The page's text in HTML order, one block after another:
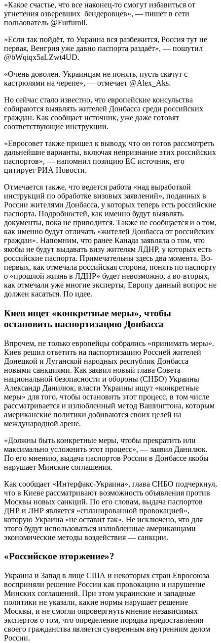
«Какое счастье, что все наконец-то смогут избавиться от
угнетения озверевших бендеровцев», — пишет в сети
пользователь @Furfuroll.
первая, Венгрия уже давно паспорта раздаёт», — пошутил
@bWqiqx5aLZwt4UD.
«Очень доволен. Украинцам не понять, пусть скачут с
кастрюлями на черепе», — отмечает @Alex_Aks.
Но сейчас стало известно, что европейские консульства
собираются выявлять жителей Донбасса среди российских
граждан. Как сообщает источник, уже даже готовят
соответствующие инструкции.
«Евросовет также пришел к выводу, что он готов рассмотреть
дальнейшие варианты, включая непризнание этих российских
паспортов», — напомнил позицию ЕС источник, его
цитирует РИА Новости.
Отмечается также, что ведется работа «над выработкой
инструкций по обработке визовых заявлений», поданных в
России жителями Донбасса, у которых теперь есть российские
паспорта. Подробностей, как именно будут выявлять
документы, пока не приводится. Также не сообщается и о том,
как именно будут отличать «жителей Донбасса от российских
граждан». Напомним, что ранее Канада заявляла о том, что
якобы не будут выдавать визу жителям ЛДНР, у которых есть
российские паспорта. Примечательны здесь два момента. Во-
первых, как отмечала российская сторона, понять по паспорту
о «прошлой жизнь в ЛДНР» будет невозможно, а во-вторых,
как отмечали уже многие эксперты, Европу данный вопрос не
должен касаться. По идее.
Киев ищет «конкретные меры», чтобы
остановить паспортизацию Донбасса
Впрочем, не только европейцы собрались «принимать меры».
Киев решил ответить на паспортизацию Россией жителей
Донецкой и Луганской народных республик Донбасса
новыми санкциями. Как заявил новый глава Совета
национальной безопасности и обороны (СНБО) Украины
Александр Данилюк, власти Украины ищут «конкретные
меры» для того, чтобы остановить этот процесс, в том числе
рассматривается и излюбленный метод Вашингтона, которым
американские политики добиваются своих целей на
международной арене.
«Должны быть конкретные меры, чтобы прекратить или
максимально усложнить этот процесс», — заявил Данилюк.
По его мнению, выдача паспортов России в Донбассе якобы
нарушает Минские соглашения.
Как сообщает «Интерфакс-Украина», глава СНБО подчеркнул,
что в Киеве рассматривают возможность объявления против
Москвы новых санкций. По его словам, выдача паспортов
ДНР и ЛНР является «спланированной провокацией»,
которую Украина «не оставит так». Не исключено, что для
этого будут использоваться излюбленные американцами
экономические методы воздействия — санкции.
«Российское вторжение»?
Украина и Запад в лице США и некоторых стран Евросоюза
восприняли решение России как провокацию и нарушение
Минских соглашений. При этом украинские и западные
политики не указали, какие нормы нарушает решение
Москвы, и не смогли опровергнуть мнение независимых
экспертов о том, что определение порядка предоставления
своего гражданства является суверенным внутренним делом
России.